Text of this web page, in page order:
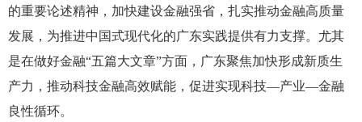
的重要论述精神，加快建设金融强省，扎实推动金融高质量
发展，为推进中国式现代化的广东实践提供有力支撑。尤其
是在做好金融“五篇大文章”方面，广东聚焦加快形成新质生
产力，推动科技金融高效赋能，促进实现科技—产业—金融
良性循环。